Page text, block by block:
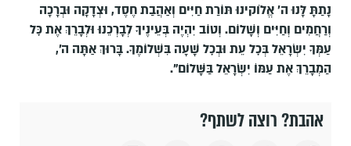
נָתַתָּ לָּנוּ ה' אֱלֹוקינוּ תּוֹרַת חַיִּים וְאַהֲבַת חֶסֶד, וּצְדָקָה וּבְרָכָה
וְרַחֲמִים וְחַיִּים וְשָׁלוֹם. וְטוֹב יִהְיֶה בְּעֵינֶיךָ לְבָרְכֵנוּ וּלְבָרֵךְ אֶת כׇּל
עַמְּךָ יִשְׂרָאֵל בְּכׇל עֵת וּבְכׇל שָׁעָה בִּשְׁלוֹמֶךָ. בָּרוּךְ אַתָּה ה',
הַמְבָרֵךְ אֶת עַמּוֹ יִשְׂרָאֵל בַּשָּׁלוֹם".
אהבת? רוצה לשתף?